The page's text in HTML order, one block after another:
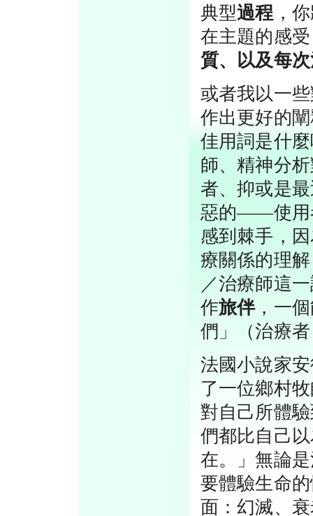
典型過程 ，
在主題的感
質、以及每
或者我以一
作出更好的
佳用詞是什
師、精神分
者、抑或是
惡的——使用
感到棘手，
療關係的理
／治療師這
作旅伴，一
們」（治療
法國小說家
了一位鄉村
對自己所體
們都比自己
在。」無論
要體驗生命
面：幻滅、